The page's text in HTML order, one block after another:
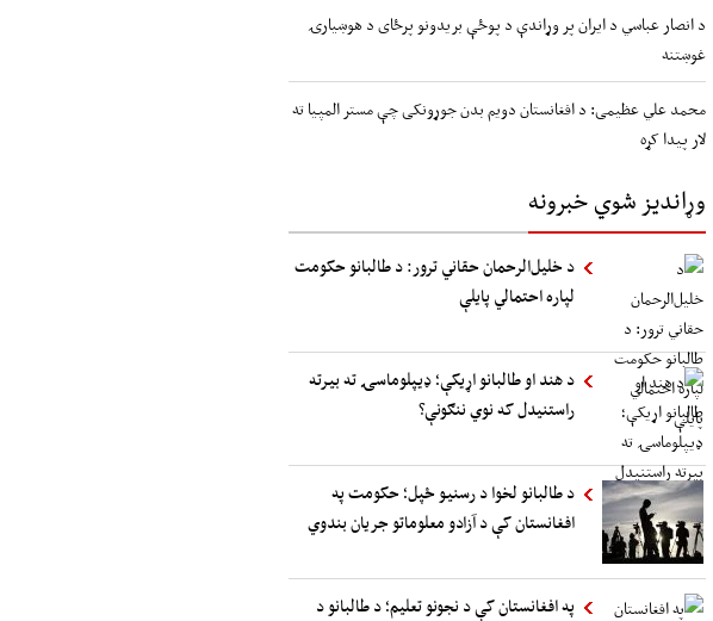
د انصار عباسي د ایران پر وړاندې د پوځې بریدونو پرځای د هوښیارۍ
غوښتنه
محمد علي عظیمی: د افغانستان دویم بدن جوړونکی چې مستر المپیا ته
لار پیدا کړه
وړاندیز شوي خبرونه
د خلیل‌الرحمان حقاني ترور: د طالبانو حکومت
لپاره احتمالي پایلې
د هند او طالبانو اړیکې؛ ډیپلوماسۍ ته بیرته
راستنیدل که نوي ننګونې؟
د طالبانو لخوا د رسنیو ځپل؛ حکومت په
افغانستان کې د آزادو معلوماتو جریان بندوي
په افغانستان کې د نجونو تعلیم؛ د طالبانو د